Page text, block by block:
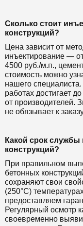
Сколько стоит
конструкций?
Цена зависит от
инъектирование —
4500 руб./м.п.,
стоимость можно
нашего
работах достигает
от производителей.
не обязывает к
Какой срок
конструкций?
При правильном
бетонных
сохраняют свои
(250°C)
предоставляем
Регулярный осмотр
своевременно